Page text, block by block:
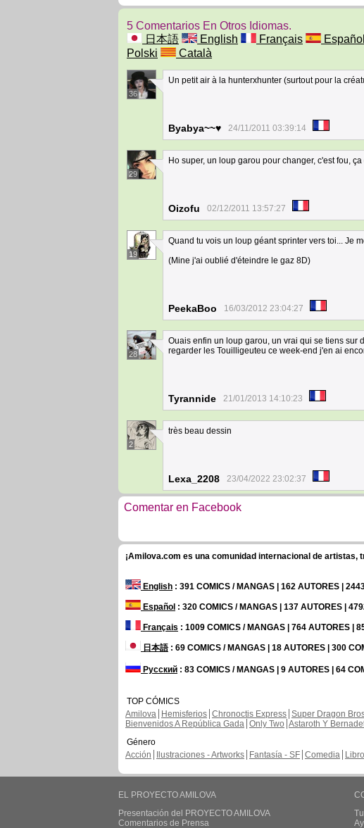
5 Comentarios En Otros Idiomas.
日本語
English Français Español
Polski
Català
36
Un petit air à la hunterxhunter (surtout pour la
Byabya~~♥ 24/11/2011 03:39:14
29
Ho super, un loup garou pour changer, c'est fou,
Oizofu 02/12/2011 13:57:27
19
Quand tu vois un loup géant sprinter vers toi... Je
(Mine j'ai oublié d'éteindre le gaz 8D)
PeekaBoo 16/03/2012 23:04:27
28
Ouais enfin un loup garou, un vrai qui se tiens sur
regarder les Touilligeuteu ce week-end j'en ai
Tyrannide 21/01/2013 14:10:23
2
très beau dessin
Lexa_2208 23/04/2022 23:02:37
Comentar en Facebook
¡Amilova.com es una comunidad internacional de
English : 391 COMICS / MANGAS | 162 AUTORES |
Español : 320 COMICS / MANGAS | 137 AUTORES |
Français : 1009 COMICS / MANGAS | 764 AUTORES |
日本語: 69 COMICS / MANGAS | 18 AUTORES | 300
Русский : 83 COMICS / MANGAS | 9 AUTORES | 64
TOP CÓMICS
Amilova
Hemisferios Chronoctis Express Super Dragon
Bienvenidos A República Gada Only Two Astaroth Y
Género
Acción
Ilustraciones - Artworks Fantasía - SF Comedia
EL PROYECTO AMILOVA
Presentación del PROYECTO AMILOVA
Comentarios de Prensa